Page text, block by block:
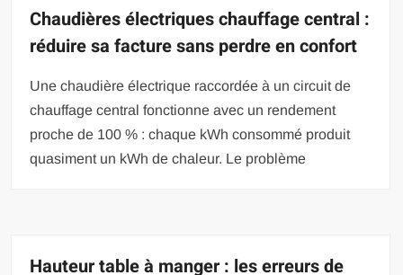
Chaudières électriques chauffage central :
réduire sa facture sans perdre en confort
Une chaudière électrique raccordée à un circuit de
chauffage central fonctionne avec un rendement
proche de 100 % : chaque kWh consommé produit
quasiment un kWh de chaleur. Le problème
Hauteur table à manger : les erreurs de